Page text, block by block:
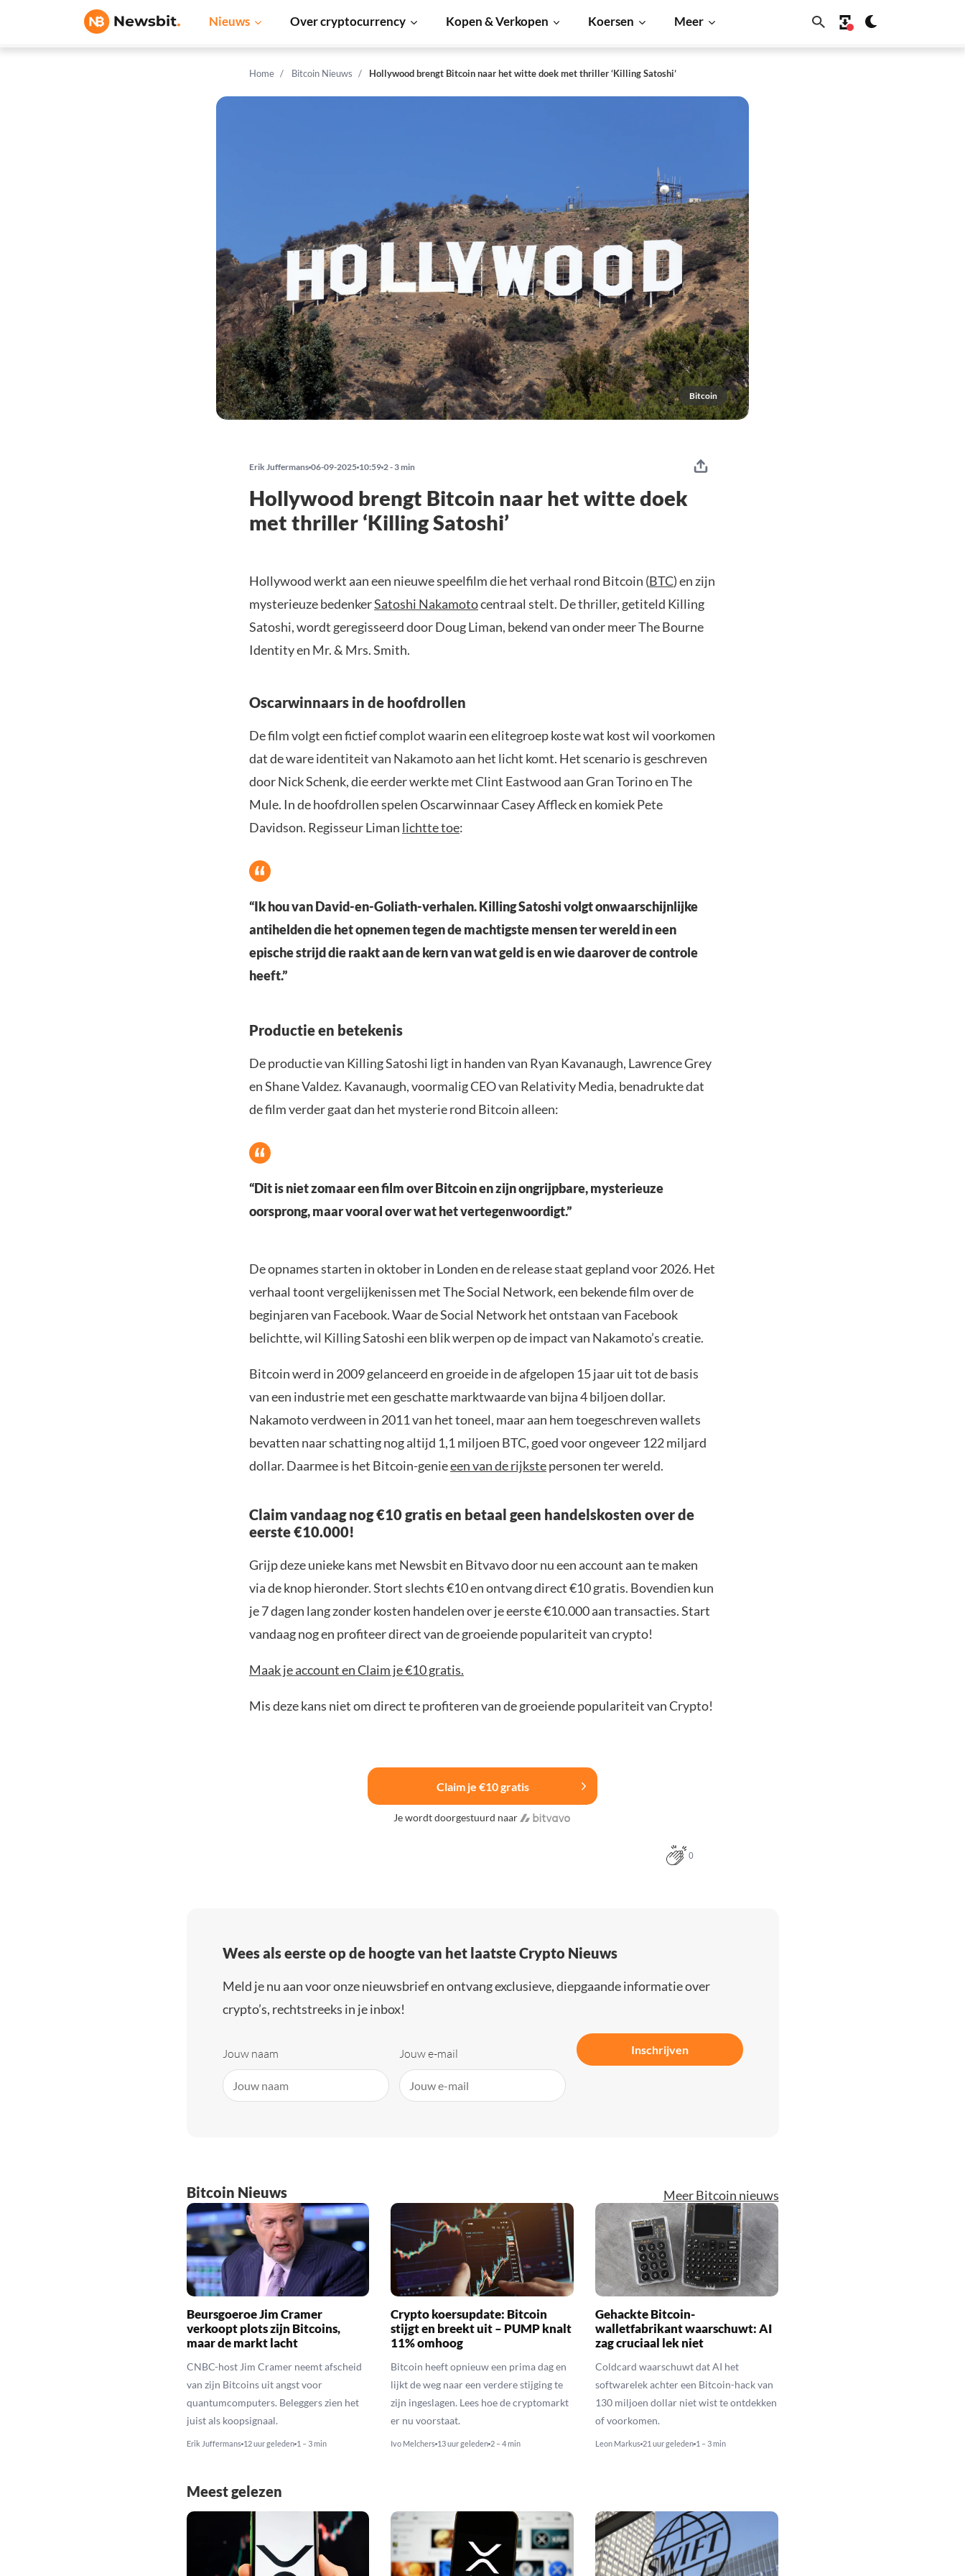
Nieuws Over cryptocurrency Kopen & Verkopen Koersen Meer
Home Bitcoin Nieuws Hollywood brengt Bitcoin naar het witte doek met thriller ‘Killing Satoshi’
Bitcoin
Erik Juffermans 06-09-2025 10:59 2 - 3 min
Hollywood brengt Bitcoin naar het witte doek
met thriller ‘Killing Satoshi’
Hollywood werkt aan een nieuwe speelfilm die het verhaal rond Bitcoin (BTC) en zijn
mysterieuze bedenkerSatoshi Nakamotocentraal stelt. De thriller, getiteld Killing
Satoshi, wordt geregisseerd door Doug Liman, bekend van onder meer The Bourne
Identity en Mr. & Mrs. Smith.
Oscarwinnaars in de hoofdrollen
De film volgt een fictief complot waarin een elitegroep koste wat kost wil voorkomen
dat de ware identiteit van Nakamoto aan het licht komt. Het scenario is geschreven
door Nick Schenk, die eerder werkte met Clint Eastwood aan Gran Torino en The
Mule. In de hoofdrollen spelen Oscarwinnaar Casey Affleck en komiek Pete
Davidson. Regisseur Liman lichtte toe:
“Ik hou van David-en-Goliath-verhalen. Killing Satoshi volgt onwaarschijnlijke
antihelden die het opnemen tegen de machtigste mensen ter wereld in een
epische strijd die raakt aan de kern van wat geld is en wie daarover de controle
heeft.”
Productie en betekenis
De productie van Killing Satoshi ligt in handen van Ryan Kavanaugh, Lawrence Grey
en Shane Valdez. Kavanaugh, voormalig CEO van Relativity Media, benadrukte dat
de film verder gaat dan het mysterie rond Bitcoin alleen:
“Dit is niet zomaar een film over Bitcoin en zijn ongrijpbare, mysterieuze
oorsprong, maar vooral over wat het vertegenwoordigt.”
De opnames starten in oktober in Londen en de release staat gepland voor 2026. Het
verhaal toont vergelijkenissen met The Social Network, een bekende film over de
beginjaren van Facebook. Waar de Social Network het ontstaan van Facebook
belichtte, wil Killing Satoshi een blik werpen op de impact van Nakamoto’s creatie.
Bitcoin werd in 2009 gelanceerd en groeide in de afgelopen 15 jaar uit tot de basis
van een industrie met een geschatte marktwaarde van bijna 4 biljoen dollar.
Nakamoto verdween in 2011 van het toneel, maar aan hem toegeschreven wallets
bevatten naar schatting nog altijd 1,1 miljoen BTC, goed voor ongeveer 122 miljard
dollar. Daarmee is het Bitcoin-genieeen van de rijkstepersonen ter wereld.
Claim vandaag nog €10 gratis en betaal geen handelskosten over de
eerste €10.000!
Grijp deze unieke kans met Newsbit en Bitvavo door nu een account aan te maken
via de knop hieronder. Stort slechts €10 en ontvang direct €10 gratis. Bovendien kun
je 7 dagen lang zonder kosten handelen over je eerste €10.000 aan transacties. Start
vandaag nog en profiteer direct van de groeiende populariteit van crypto!
Maak je account en Claim je €10 gratis.
Mis deze kans niet om direct te profiteren van de groeiende populariteit van Crypto!
Claim je €10 gratis
Je wordt doorgestuurd naar
0
Wees als eerste op de hoogte van het laatste Crypto Nieuws
Meld je nu aan voor onze nieuwsbrief en ontvang exclusieve, diepgaande informatie over
crypto’s, rechtstreeks in je inbox!
Jouw naam Jouw e-mail Inschrijven
Bitcoin Nieuws Meer Bitcoin nieuws
Beursgoeroe Jim Cramer
verkoopt plots zijn Bitcoins,
maar de markt lacht
CNBC-host Jim Cramer neemt afscheid
van zijn Bitcoins uit angst voor
quantumcomputers. Beleggers zien het
juist als koopsignaal.
Erik Juffermans 12 uur geleden 1 – 3 min
Crypto koersupdate: Bitcoin
stijgt en breekt uit – PUMP knalt
11% omhoog
Bitcoin heeft opnieuw een prima dag en
lijkt de weg naar een verdere stijging te
zijn ingeslagen. Lees hoe de cryptomarkt
er nu voorstaat.
Ivo Melchers 13 uur geleden 2 – 4 min
Gehackte Bitcoin-
walletfabrikant waarschuwt: AI
zag cruciaal lek niet
Coldcard waarschuwt dat AI het
softwarelek achter een Bitcoin-hack van
130 miljoen dollar niet wist te ontdekken
of voorkomen.
Leon Markus 21 uur geleden 1 – 3 min
Meest gelezen